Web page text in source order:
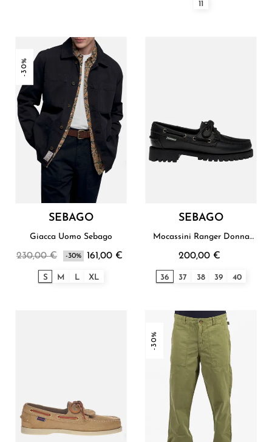
11
-30%
SEBAGO
Giacca Uomo Sebago
230,00 € -30% 161,00 €
S M L XL
SEBAGO
Mocassini Ranger Donna
200,00 €
36 37 38 39 40
-30%